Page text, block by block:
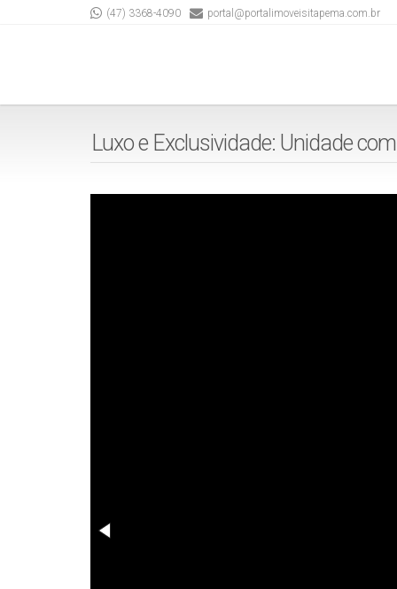
(47) 3368-4090 portal@portalimoveisitapema.com.br
Luxo e Exclusividade: Unidade